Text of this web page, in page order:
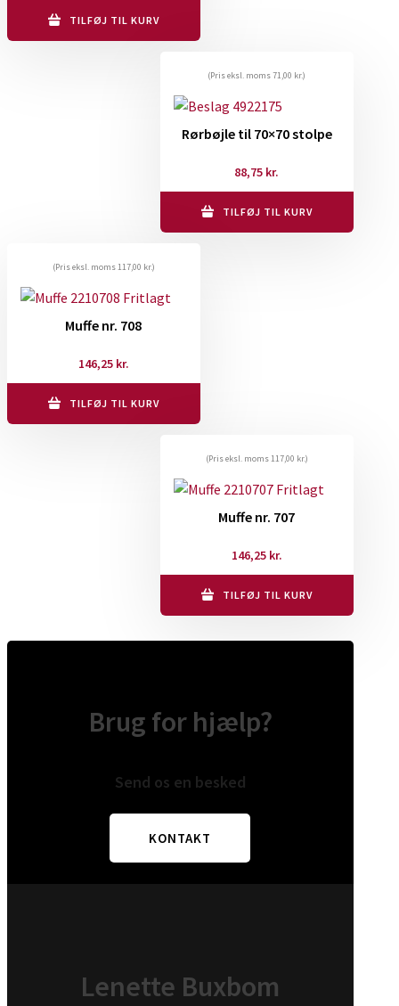
TILFØJ TIL KURV
(Pris eksl. moms71,00 kr.)
Rørbøjle til 70×70 stolpe
88,75 kr.
TILFØJ TIL KURV
(Pris eksl. moms 117,00 kr.)
Muffe nr. 708
146,25 kr.
TILFØJ TIL KURV
(Pris eksl. moms 117,00 kr.)
Muffe nr. 707
146,25 kr.
TILFØJ TIL KURV
Brug for hjælp?
Send os en besked
KONTAKT
Lenette Buxbom